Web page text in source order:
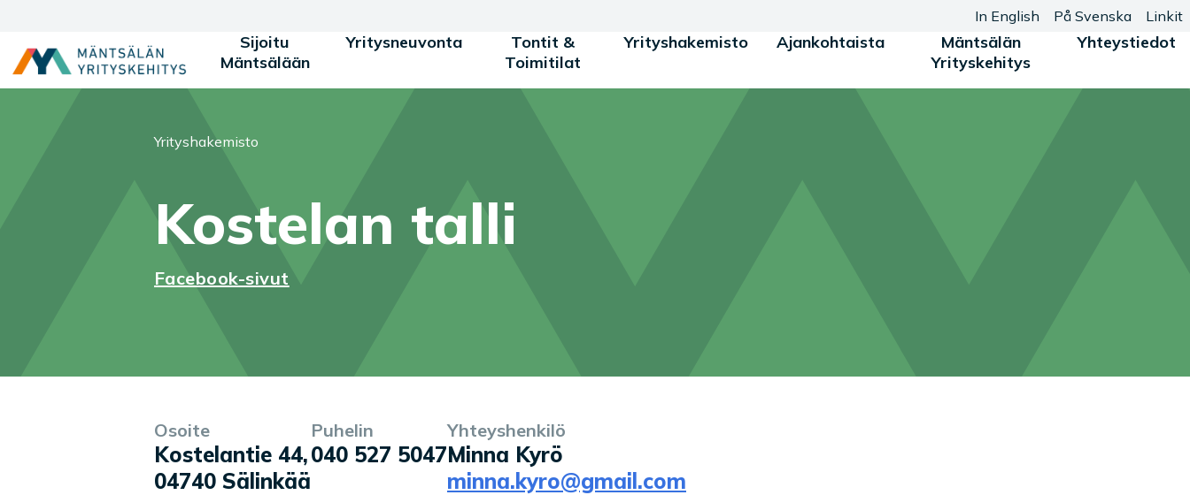
Sijoitu
Mäntsälään
Yritysneuvonta
Tontit &
Toimitilat
Yrityshakemisto Ajankohtaista
Mäntsälän
Yrityskehitys
Yhteystiedot
In English På Svenska Linkit
Olet tässä:
Yrityshakemisto
Kostelan talli
Facebook-sivut
Yrityksen tiedot
Osoite
Kostelantie 44,
04740 Sälinkää
Puhelin
040 527 5047
Yhteyshenkilö
Minna Kyrö
minna.kyro@gmail.com
Palvelukuvaus